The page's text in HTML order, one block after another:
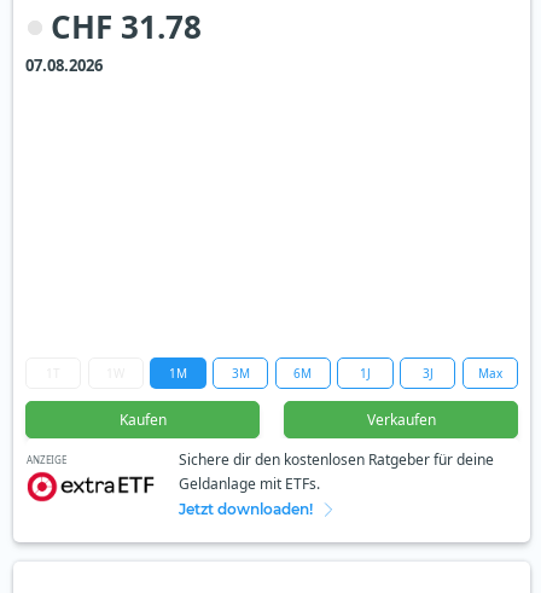
CHF 31.78
07.08.2026
1M 3M 6M 1J 3J Max
Kaufen Verkaufen
ANZEIGE
Sichere dir den kostenlosen Ratgeber für deine
Geldanlage mit ETFs.
Jetzt downloaden!